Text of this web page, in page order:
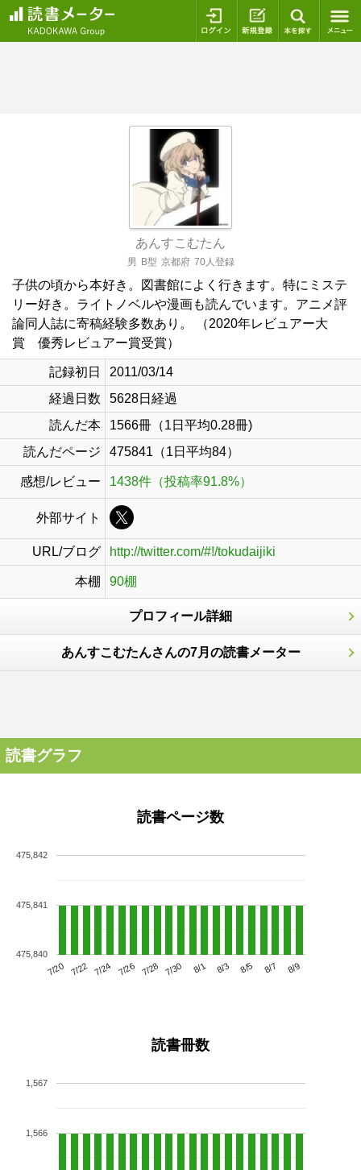
ログイン 新規登録
あんすこむたん
男 B型 京都府 70人登録
子供の頃から本好き。図書館によく行きます。特にミステ
リー好き。ライトノベルや漫画も読んでいます。アニメ評
論同人誌に寄稿経験多数あり。 （2020年レビュアー大
賞 優秀レビュアー賞受賞）
記録初日
2011/03/14
経過日数
5628日経過
読んだ本
1566冊（1日平均0.28冊)
読んだページ
475841（1日平均84）
感想/レビュー 1438件（投稿率91.8%）
外部サイト
URL/ブログ http://twitter.com/#!/tokudaijiki
本棚 90棚
プロフィール詳細
あんすこむたんさんの7月の読書メーター
読書グラフ
読書ページ数
7/20 7/22 7/24 7/26 7/28 7/30 8/1 8/3 8/5 8/7 8/9
475,840
475,841
475,842
読書冊数
1,566
1,567